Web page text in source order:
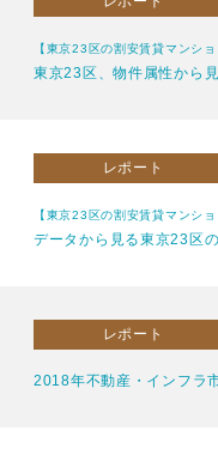
【東京23区の割安賃貸マンシ
東京23区、物件属性から
レポート
【東京23区の割安賃貸マンシ
データから見る東京23区
レポート
2018年不動産・インフラ